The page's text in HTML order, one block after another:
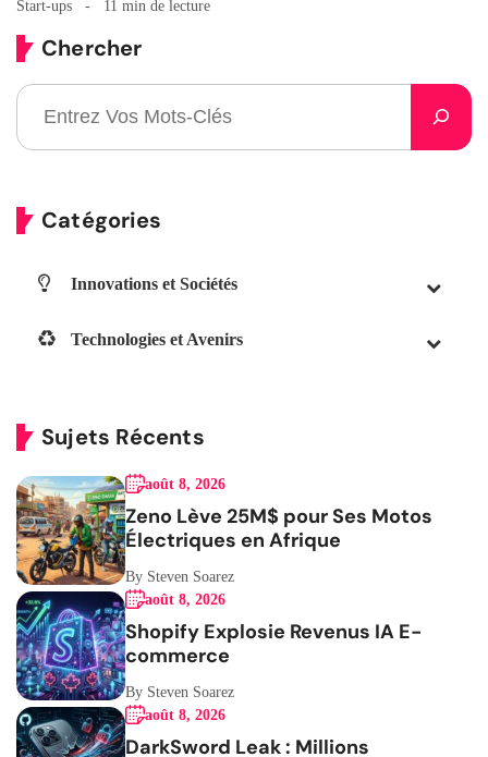
Start-ups 11 min de lecture
Chercher
Catégories
Innovations et Sociétés
Technologies et Avenirs
Sujets Récents
août 8, 2026
Zeno Lève 25M$ pour Ses Motos
Électriques en Afrique
By Steven Soarez
août 8, 2026
Shopify Explosie Revenus IA E-
commerce
By Steven Soarez
août 8, 2026
DarkSword Leak : Millions